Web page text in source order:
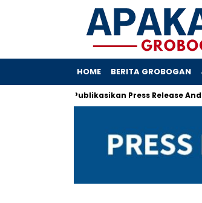
HOME BERITA GROBOGAN
Siap Publikasikan Press Release Anda!